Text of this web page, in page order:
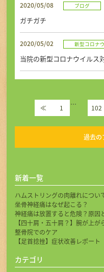
2020/05/08 ブログ
ガチガチ
2020/05/02 新型コロナ
当院の新型コロナウイルス
≪ 1 … 102
過去の
新着一覧
ハムストリングの肉離れについ
坐骨神経痛はなぜ起こる？
神経痛は放置すると危険？原因
【四十肩・五十肩？】腕が上
整骨院でのケア
【足首捻挫】症状改善レポート
カテゴリ